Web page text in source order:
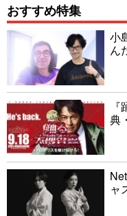
おすすめ特集
小
ん
典
ャ